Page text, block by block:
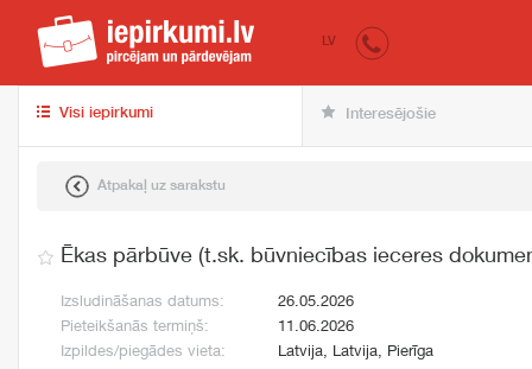
iepirkumi.lv
LV
Visi iepirkumi Interesējošie
Atpakaļ uz sarakstu
Ēkas pārbūve (t.sk. būvniecības ieceres
Izsludināšanas datums:
26.05.2026
Pieteikšanās termiņš:
11.06.2026
Izpildes/piegādes vieta:
Latvija, Latvija, Pierīga